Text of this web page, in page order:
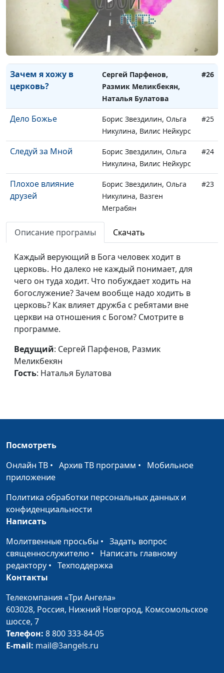
порнографии?
Меликбекян
Как доверять Богу?
Сергей Парфенов, Размик
Меликбекян, Анастасия
Иванова
Зачем я хожу в
церковь?
Сергей Парфенов,
Размик Меликбекян,
Наталья Булатова
#26
Дело Божье
Борис Звездилин, Ольга
Никулина, Вилис Нейкурс
#25
Следуй за Мной
Борис Звездилин, Ольга
Никулина, Вилис Нейкурс
#24
Плохое влияние
друзей
Борис Звездилин, Ольга
Никулина, Вазген
Меграбян
#23
Отчаяние: есть ли
Борис Звездилин, Ольга
Никулина, Андрей
Доверие Богу и
беспечность
Сергей Парфенов, Вилина
Парфенова, Даниил
Егоров
Бог и мои планы
Борис Звездилин, Ольга
Я не боюсь говорить
о Боге
Парфенов, Кристина
Парфенов, Кристина
Как быть самим
собой
Никулина, Анна Гладкая
Следуй за мечтой
Никулина, Олеся Гузова
Выбор профессии
Лукашина
Модный приговор
Красота внутренняя
и внешняя
Размик Меликбекян,
Сергей Парфёнов, Анна
Малышева
Зависимость: как не
Описание програмы Скачать
Каждый верующий в Бога человек ходит в
церковь. Но далеко не каждый понимает, для
чего он туда ходит. Что побуждает ходить на
богослужение? Зачем вообще надо ходить в
церковь? Как влияет дружба с ребятами вне
церкви на отношения с Богом? Смотрите в
программе.
Ведущий: Сергей Парфенов, Размик
Меликбекян
Гость: Наталья Булатова
Посмотреть
Онлайн ТВ • Архив ТВ программ • Мобильное
приложение
Политика обработки персональных данных и
конфиденциальности
Написать
Молитвенные просьбы • Задать вопрос
священнослужителю • Написать главному
редактору • Техподдержка
Контакты
Телекомпания «Три Ангела»
603028, Россия, Нижний Новгород, Комсомольское
шоссе, 7
Телефон: 8 800 333-84-05
E-mail: mail@3angels.ru